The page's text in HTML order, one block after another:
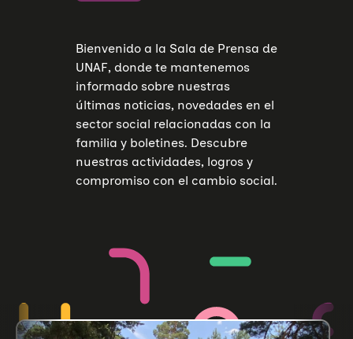
Bienvenido a la Sala de Prensa de
UNAF, donde te mantenemos
informado sobre nuestras
últimas noticias, novedades en el
sector social relacionadas con la
familia y boletines. Descubre
nuestras actividades, logros y
compromiso con el cambio social.